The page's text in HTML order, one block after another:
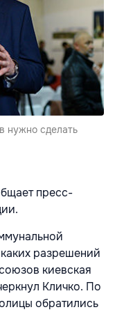
нужно сделать
пресс-
разрешений
киевская
Кличко. По
обратились